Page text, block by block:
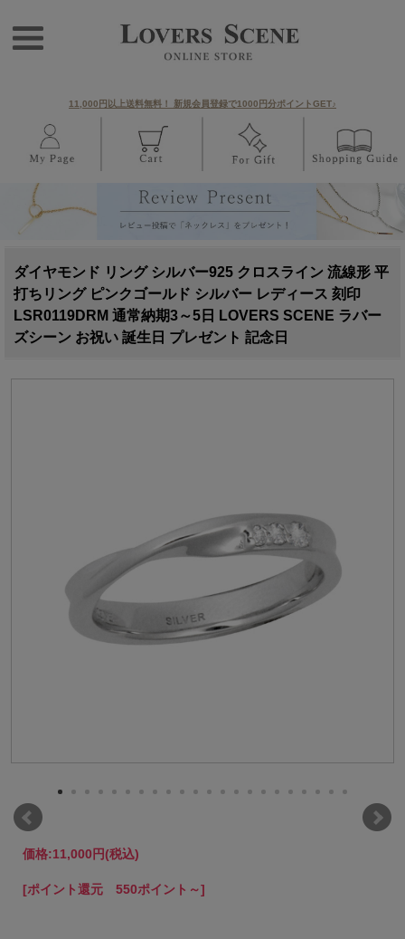
11,000円以上送料無料！ 新規会員登録で1000円分ポイントGET♪
ダイヤモンド リング シルバー925 クロスライン 流線形 平
打ちリング ピンクゴールド シルバー レディース 刻印
LSR0119DRM 通常納期3～5日 LOVERS SCENE ラバー
ズシーン お祝い 誕生日 プレゼント 記念日
価格:11,000円(税込)
[ポイント還元 550ポイント～]